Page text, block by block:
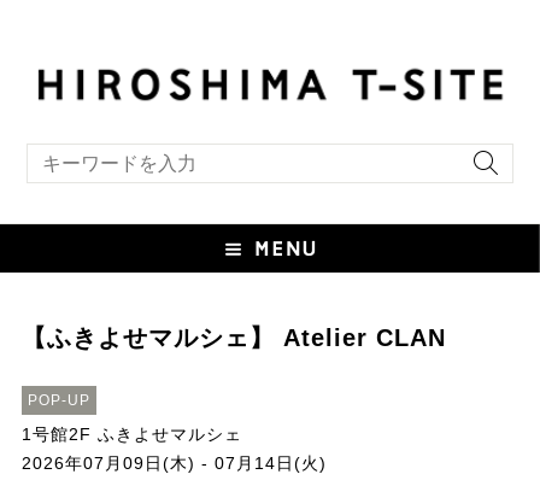
【ふきよせマルシェ】 Atelier CLAN
POP-UP
1号館2F ふきよせマルシェ
2026年07月09日(木) - 07月14日(火)